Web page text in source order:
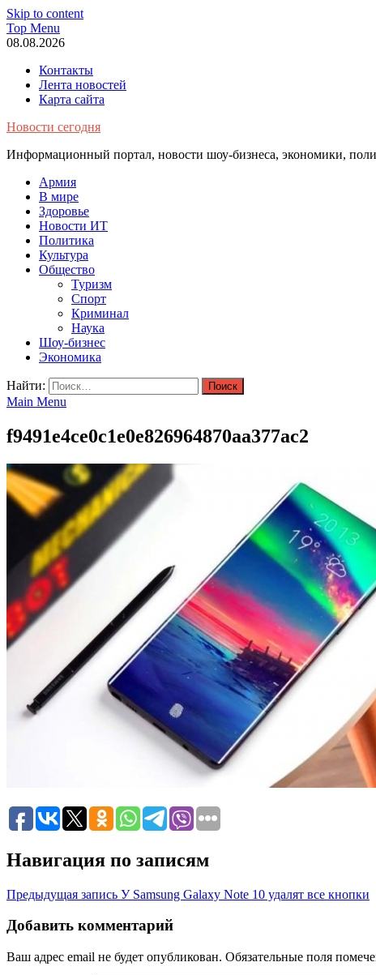
Skip to content
Top Menu
08.08.2026
Контакты
Лента новостей
Карта сайта
Новости сегодня
Информационный портал, новости шоу-бизнеса, экономики,
Армия
В мире
Здоровье
Новости ИТ
Политика
Культура
Общество
Туризм
Спорт
Криминал
Наука
Шоу-бизнес
Экономика
Найти:
Main Menu
f9491e4ce0c1e0e826964870aa377ac2
Навигация по записям
Предыдущая запись У Samsung Galaxy Note 10 удалят все кнопки
Добавить комментарий
Ваш адрес email не будет опубликован. Обязательные поля